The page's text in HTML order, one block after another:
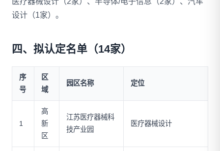
设计（1家）。
四、拟认定名单（14家）
序
号
区
域
园区名称 定位
1
高
新
区
江苏医疗器械科
技产业园
医疗器械设计